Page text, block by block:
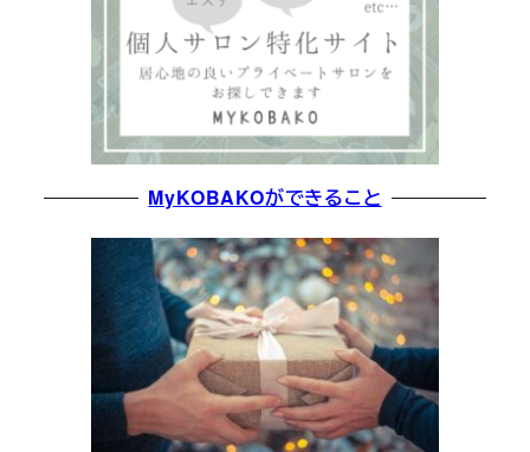
MyKOBAKOができること